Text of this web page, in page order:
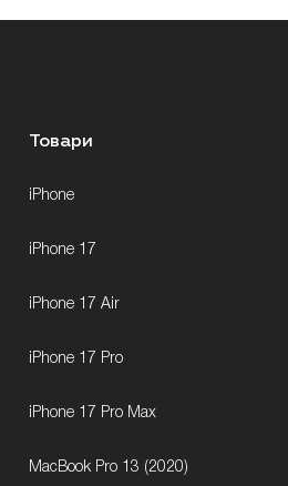
Товари
iPhone
iPhone 17
iPhone 17 Air
iPhone 17 Pro
iPhone 17 Pro Max
MacBook Pro 13 (2020)